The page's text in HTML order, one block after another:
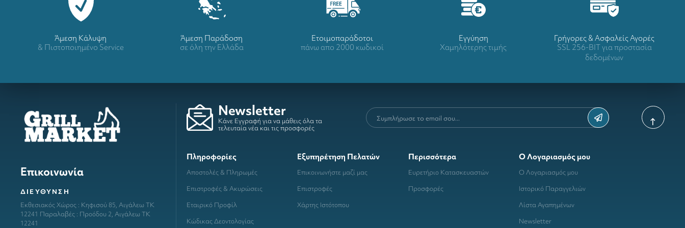
Άμεση Κάλυψη
& Πιστοποιημένο Service
Άμεση Παράδοση
σε όλη την Ελλάδα
Ετοιμοπαράδοτοι
πάνω απο 2000 κωδικοί
Eγγύηση
Χαμηλότερης τιμής
Γρήγορες & Ασφαλείς Αγορές
SSL 256-BIT για προστασία
δεδομένων
Επικοινωνία
ΔΙΕΥΘΥΝΣΗ
Εκθεσιακός Χώρος : Κηφισού 85, Αιγάλεω ΤΚ
12241 Παραλαβές : Προόδου 2, Αιγάλεω ΤΚ
12241
Newsletter
Κάνε Εγγραφή για να μάθεις όλα τα
τελευταία νέα και τις προσφορές
Πληροφορίες
Αποστολές & Πληρωμές
Επιστροφές & Ακυρώσεις
Εταιρικό Προφίλ
Κώδικας Δεοντολογίας
Εξυπηρέτηση Πελατών
Επικοινωνήστε μαζί μας
Επιστροφές
Χάρτης Ιστότοπου
Περισσότερα
Ευρετήριο Κατασκευαστών
Προσφορές
Ο Λογαριασμός μου
Ο Λογαριασμός μου
Ιστορικό Παραγγελιών
Λίστα Αγαπημένων
Newsletter